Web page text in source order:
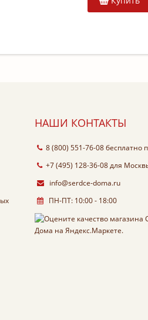
НАШИ КОНТАКТЫ
8 (800) 551-76-08бесплатно
+7 (495) 128-36-08для
info@serdce-doma.ru
ПН-ПТ: 10:00 - 18:00